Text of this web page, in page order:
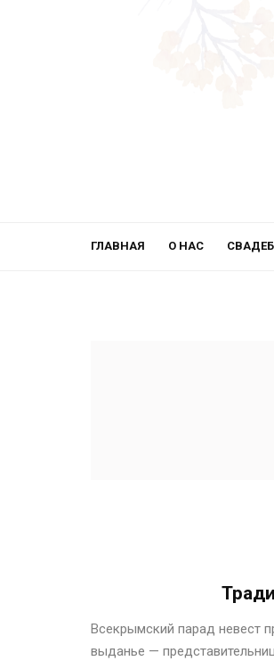
ГЛАВНАЯ О НАС
Всекрымский парад невест
выданье —